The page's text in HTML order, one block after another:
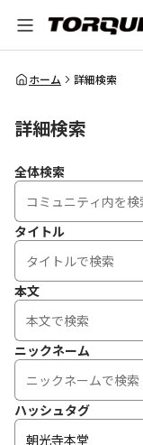
全体検索
ホーム 詳細検索
詳細検索
全体検索
タイトル
本文
ニックネーム
ハッシュタグ